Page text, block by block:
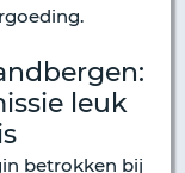
leuk
betrokken bij